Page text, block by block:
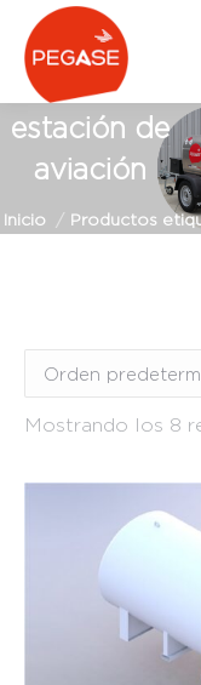
estación de
aviación
Estás aquí:
Inicio Productos
fija (8)
Tráiler
Mostrando los 8